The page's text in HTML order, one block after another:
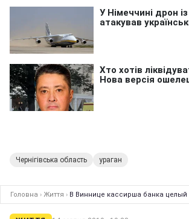
Чернігівська область ураган
Головна › Життя › В Виннице кассирша банка